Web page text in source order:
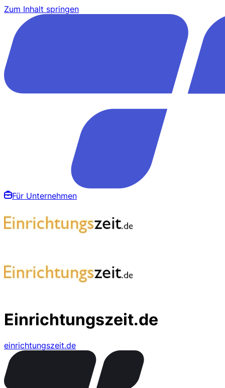
Zum Inhalt springen
Für Unternehmen
Einrichtungszeit.de
einrichtungszeit.de